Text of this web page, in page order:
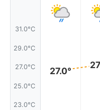
31.0°C
29.0°C
27.0°C
25.0°C
23.0°C
27.0°